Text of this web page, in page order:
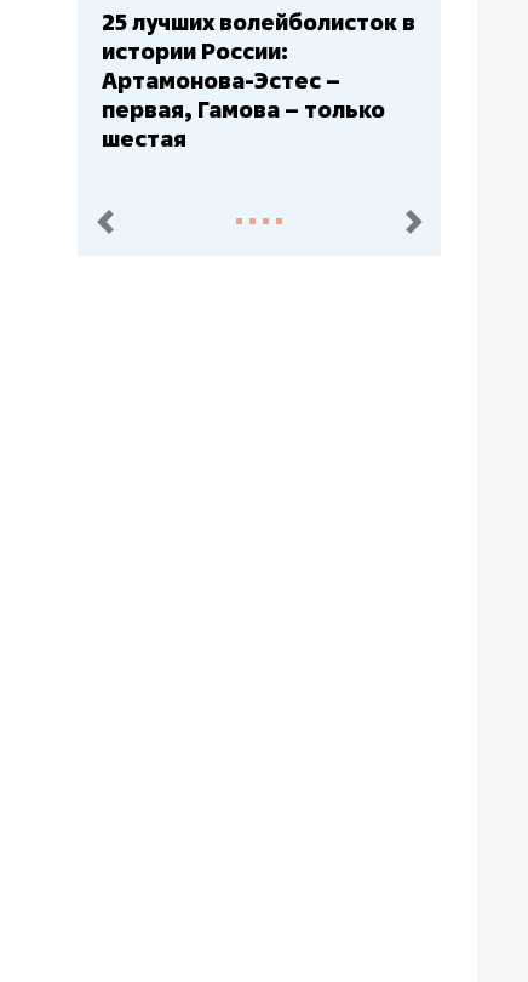
25 лучших волейболисток в
истории России:
Артамонова-Эстес –
первая, Гамова – только
Бюджеты
Юлаев» –
пред. след.